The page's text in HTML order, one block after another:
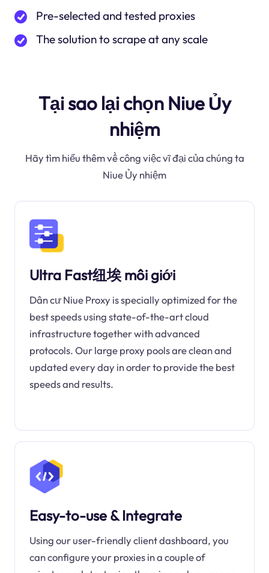
Pre-selected and tested proxies
The solution to scrape at any scale
Tại sao lại chọn Niue Ủy
nhiệm
Hãy tìm hiểu thêm về công việc vĩ đại của chúng ta
Niue Ủy nhiệm
Ultra Fast纽埃 môi giới
Dân cư Niue Proxy is specially optimized for the
best speeds using state-of-the-art cloud
infrastructure together with advanced
protocols. Our large proxy pools are clean and
updated every day in order to provide the best
speeds and results.
Easy-to-use & Integrate
Using our user-friendly client dashboard, you
can configure your proxies in a couple of